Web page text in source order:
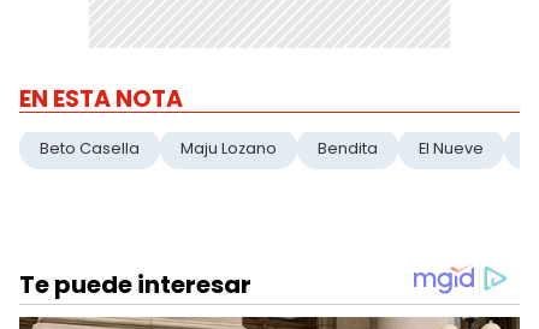
EN ESTA NOTA
Beto Casella Maju Lozano Bendita El Nueve